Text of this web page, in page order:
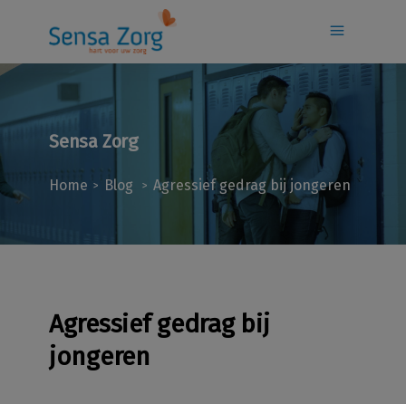
Sensa Zorg
Home > Blog > Agressief gedrag bij jongeren
Agressief gedrag bij
jongeren